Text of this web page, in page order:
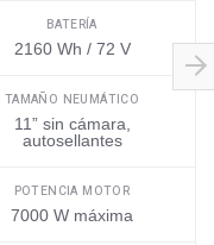
BATERÍA
2160 Wh / 72 V
TAMAÑO NEUMÁTICO
11” sin cámara,
autosellantes
POTENCIA MOTOR
7000 W máxima